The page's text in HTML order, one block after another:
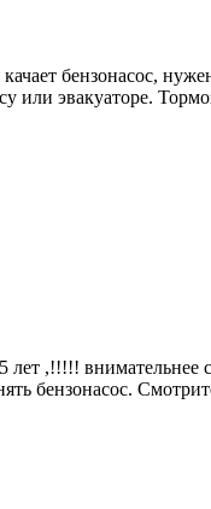
бензонасос,
или эвакуаторе.
лет ,!!!!!
бензонасос.